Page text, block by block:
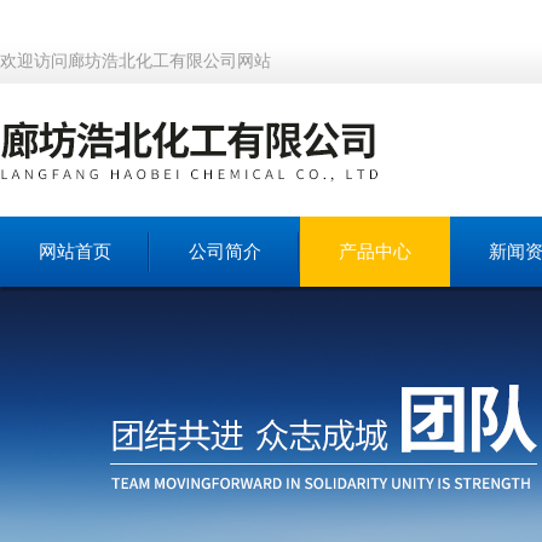
欢迎访问廊坊浩北化工有限公司网站
网站首页 公司简介 产品中心 新闻